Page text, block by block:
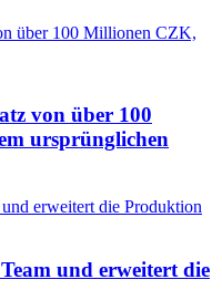
von über 100
ursprünglichen
und erweitert die